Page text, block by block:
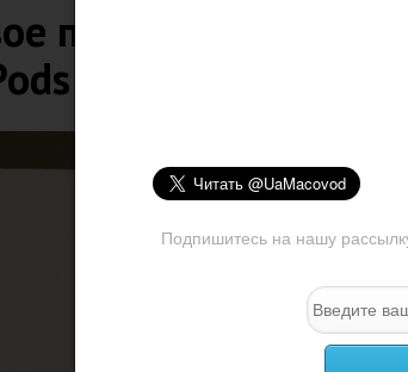
Подпишитесь на нашу
появление
Wireless Charging